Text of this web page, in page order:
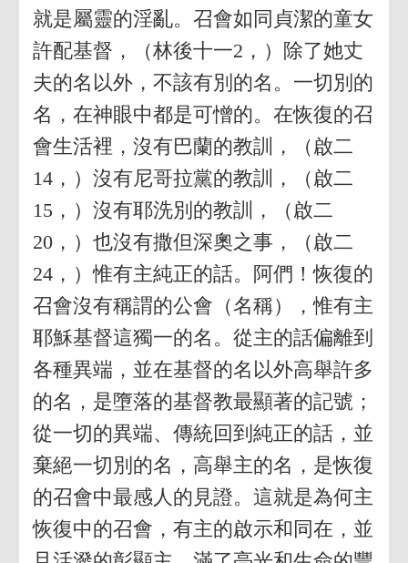
就是屬靈的淫亂。召會如同貞潔的童女
許配基督，（林後十一2，）除了她丈
夫的名以外，不該有別的名。一切別的
名，在神眼中都是可憎的。在恢復的召
會生活裡，沒有巴蘭的教訓，（啟二
14，）沒有尼哥拉黨的教訓，（啟二
15，）沒有耶洗別的教訓，（啟二
20，）也沒有撒但深奧之事，（啟二
24，）惟有主純正的話。阿們！恢復的
召會沒有稱謂的公會（名稱），惟有主
耶穌基督這獨一的名。從主的話偏離到
各種異端，並在基督的名以外高舉許多
的名，是墮落的基督教最顯著的記號；
從一切的異端、傳統回到純正的話，並
棄絕一切別的名，高舉主的名，是恢復
的召會中最感人的見證。這就是為何主
恢復中的召會，有主的啟示和同在，並